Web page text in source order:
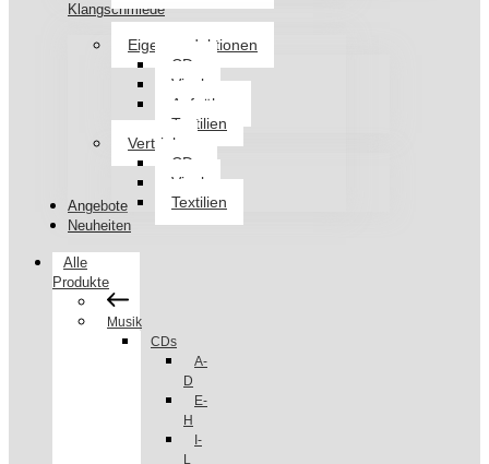
Klangschmiede
Eigenproduktionen
CDs
Vinyl
Aufnäher
Textilien
Vertrieb
CDs
Vinyl
Textilien
Angebote
Neuheiten
Alle
Produkte
Musik
CDs
A-
D
E-
H
I-
L